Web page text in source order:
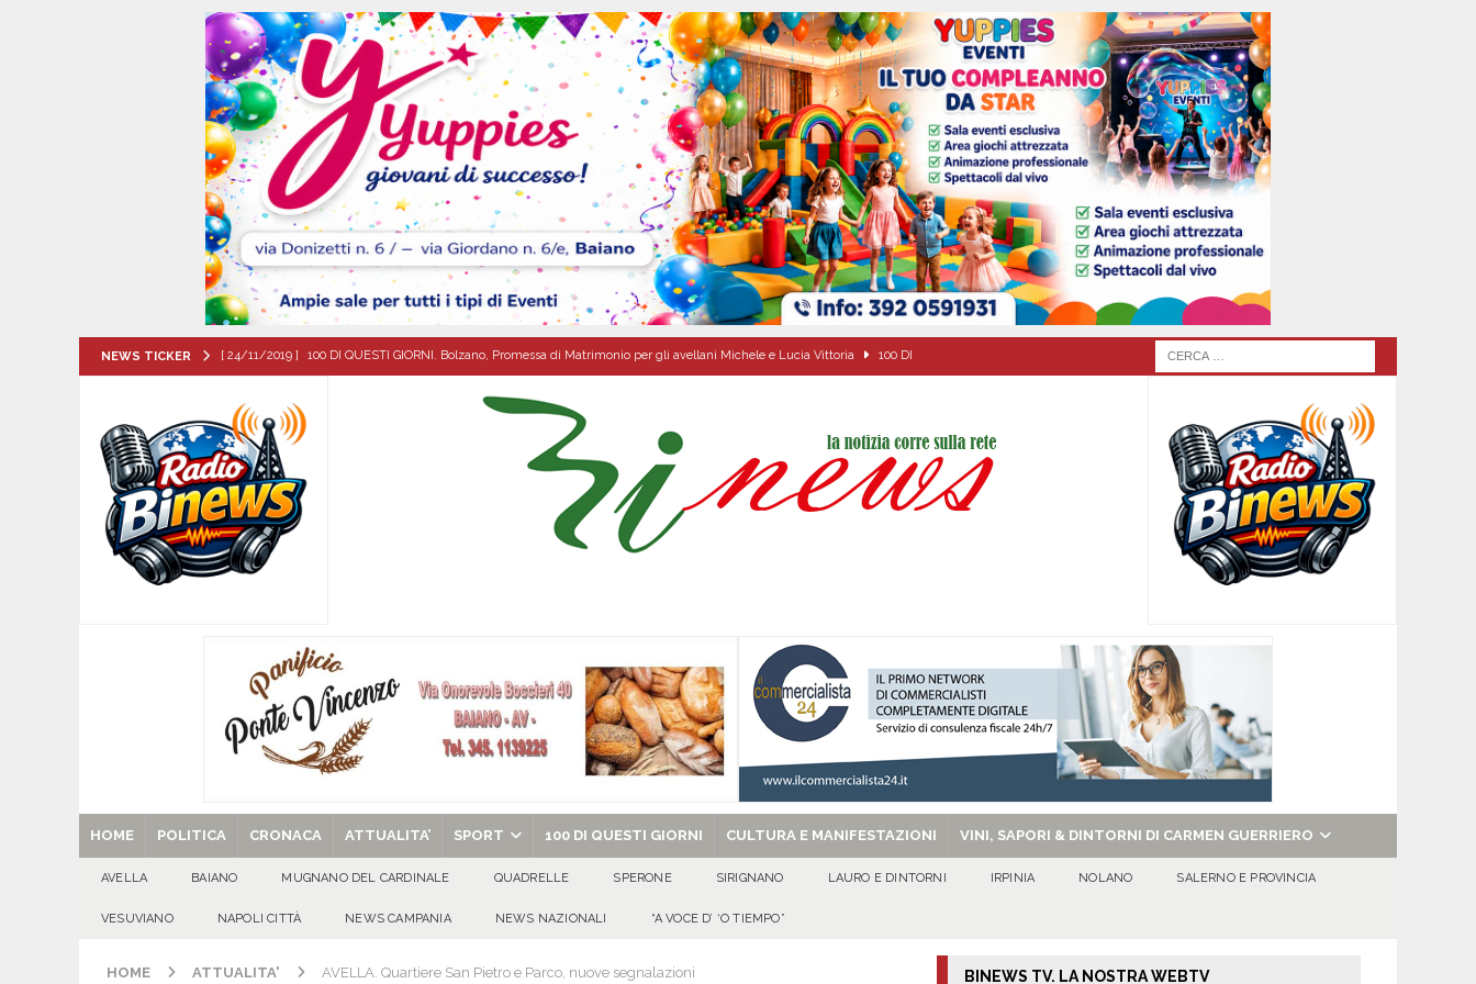
NEWS TICKER [ 24/11/2019 ] 100 DI QUESTI GIORNI. Bolzano, Promessa di Matrimonio per gli avellani Michele e Lucia Vittoria 100 DI
[ 08/08/2026 ] *MONTEFORTE IRPINO, PIANO DI EMERGENZA COMUNALE, L’OPPOSIZIONE: “DOCUMENTI CARENTI,
MAGGIORANZA IRRESPONSABILI”*
[ 08/08/2026 ] San Gregorio Matese incorona due Napoletane: Elena d’Amico Miss Cinema Campania e Valeria Nettuno Miss
Matese
[ 08/08/2026 ]
[ 08/08/2026 ] U.S. Avellino. Claudio Manzi ceduto alla Scafatese a titolo definitivo ATTUALITA'
[ 08/08/2026 ] Forino (AV): Sale l’attesa per il concerto del 10 agosto di Anna Tatangelo in occasione dei festeggiamenti
patronali CULTURA E MANIFESTAZIONI
[ 29/08/2025 ] SANT’Oggi. Venerdì 29 agosto la chiesa celebra il Martirio di san Giovanni Battista e santa Sabina
HOME POLITICA CRONACA ATTUALITA’ SPORT 100 DI QUESTI GIORNI CULTURA E MANIFESTAZIONI VINI, SAPORI & DINTORNI DI CARMEN GUERRIERO
AVELLA BAIANO MUGNANO DEL CARDINALE QUADRELLE SPERONE SIRIGNANO LAURO E DINTORNI IRPINIA NOLANO SALERNO E PROVINCIA
VESUVIANO NAPOLI CITTÀ NEWS CAMPANIA NEWS NAZIONALI “A VOCE D’ ‘O TIEMPO”
HOME ATTUALITA' AVELLA. Quartiere San Pietro e Parco, nuove segnalazioni BINEWS TV. LA NOSTRA WEBTV